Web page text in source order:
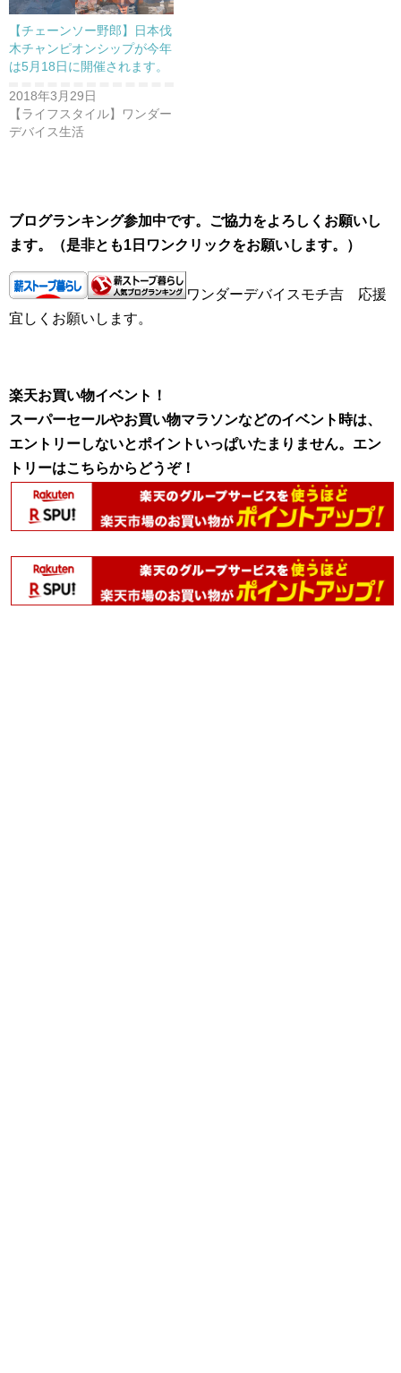
【チェーンソー野郎】日本伐
木チャンピオンシップが今年
は5月18日に開催されます。
2018年3月29日
【ライフスタイル】ワンダー
デバイス生活
ブログランキング参加中です。ご協力をよろしくお願いし
ます。（是非とも1日ワンクリックをお願いします。）
ワンダーデバイスモチ吉 応援
宜しくお願いします。
楽天お買い物イベント！
スーパーセールやお買い物マラソンなどのイベント時は、
エントリーしないとポイントいっぱいたまりません。エン
トリーはこちらからどうぞ！